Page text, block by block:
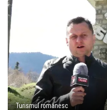
Turismul românesc